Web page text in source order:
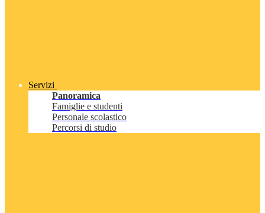
Servizi
Panoramica
Famiglie e studenti
Personale scolastico
Percorsi di studio